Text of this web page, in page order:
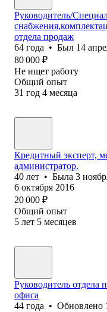
Руководитель/
отдела продаж
64 года • Был 14
80 000 ₽
Не ищет работу
Общий опыт
31 год 4 месяца
Кредитный эксперт,
администратор.
40 лет • Была 3
6 октября 2016
20 000 ₽
Общий опыт
5 лет 5 месяцев
Руководитель отдела
офиса
44 года • Обновлено